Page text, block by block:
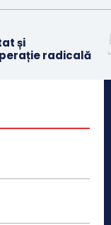
și
radicală